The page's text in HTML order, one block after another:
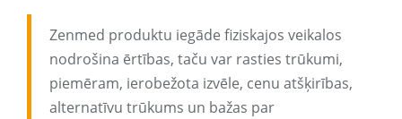
Zenmed produktu iegāde fiziskajos veikalos
nodrošina ērtības, taču var rasties trūkumi,
piemēram, ierobežota izvēle, cenu atšķirības,
alternatīvu trūkums un bažas par